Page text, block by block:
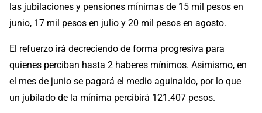
las jubilaciones y pensiones mínimas de 15 mil pesos en
junio, 17 mil pesos en julio y 20 mil pesos en agosto.
El refuerzo irá decreciendo de forma progresiva para
quienes perciban hasta 2 haberes mínimos. Asimismo, en
el mes de junio se pagará el medio aguinaldo, por lo que
un jubilado de la mínima percibirá 121.407 pesos.